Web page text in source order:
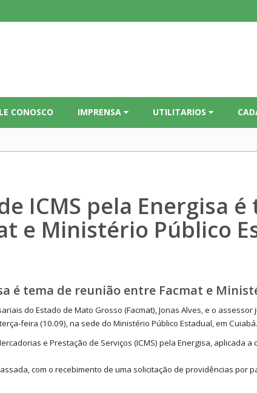
CONOSCO IMPRENSA UTILITARIOS
ICMS pela Energisa
e Ministério Público
é tema de reunião entre Facmat e
do Estado de Mato Grosso (Facmat), Jonas Alves, e o
feira (10.09), na sede do Ministério Público Estadual, em Cuiabá.
e Prestação de Serviços (ICMS) pela Energisa, aplicada
com o recebimento de uma solicitação de providências por